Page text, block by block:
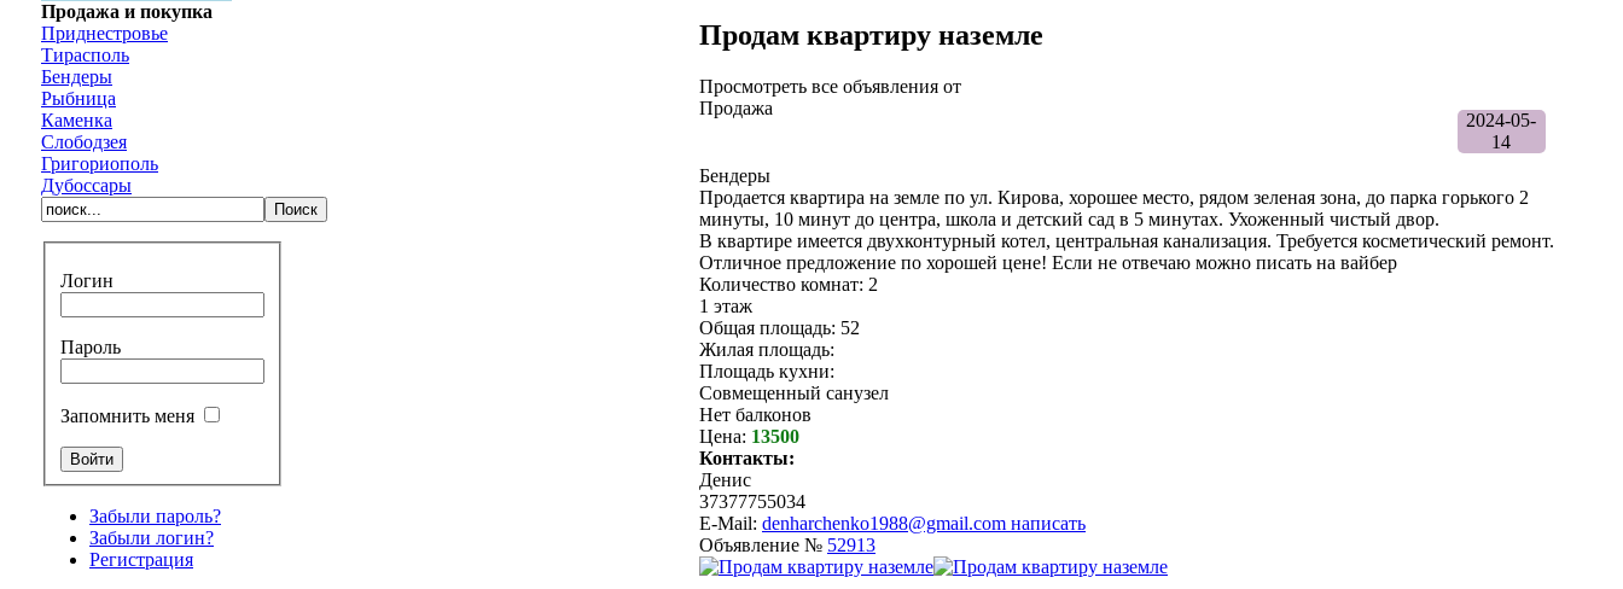
Продажа и покупка
Приднестровье
Тирасполь
Бендеры
Рыбница
Каменка
Слободзея
Григориополь
Дубоссары
Логин
Пароль
Запомнить меня
Забыли пароль?
Забыли логин?
Регистрация
Продам квартиру наземле
Просмотреть все объявления от
Продажа
2024-05-
14
Бендеры
Продается квартира на земле по ул. Кирова, хорошее место, рядом зеленая зона, до парка горького 2
минуты, 10 минут до центра, школа и детский сад в 5 минутах. Ухоженный чистый двор.
В квартире имеется двухконтурный котел, центральная канализация. Требуется косметический ремонт.
Отличное предложение по хорошей цене! Если не отвечаю можно писать на вайбер
Количество комнат: 2
1 этаж
Общая площадь: 52
Жилая площадь:
Площадь кухни:
Совмещенный санузел
Нет балконов
Цена: 13500
Контакты:
Денис
37377755034
E-Mail: denharchenko1988@gmail.com написать
Объявление № 52913